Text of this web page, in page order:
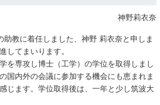
神野莉衣奈
教に着任しました、神野 莉衣奈と申しま
してまいります。
を専攻し博士（工学）の学位を取得しまし
国内外の会議に参加する機会にも恵まれま
じます。学位取得後は、一年と少し筑波大